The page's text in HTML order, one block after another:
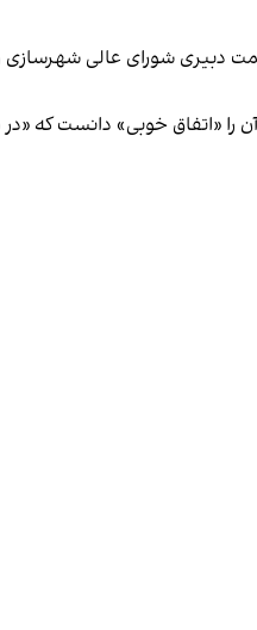
و شهرسازی دولت حسن روحانی و رییس فعلی سازمان انرژی اتمی، فرزانه صادق مالواجرد را در سال ۱۳۹۷ به سمت
را «اتفاق خوبی» دانست که